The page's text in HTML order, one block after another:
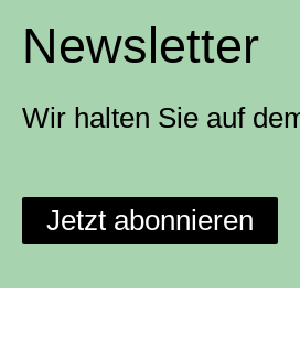
Newsletter
Wir halten Sie auf
Jetzt abonnieren